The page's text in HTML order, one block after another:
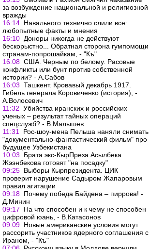
за возбуждение национальной и религиозной
вражды
16:14 Навального технично слили все:
любопытные факты и мнения
16:10 Доноры никогда не действуют
бескорыстно... Обратная сторона гумпомощи
странам-попрошайкам, - "Къ"
16:08 США. Черным по белому. Расовые
конфликты или бунт против собственной
истории? - А.Сабов
16:03 Ташкент. Кровавый декабрь 1917.
Гибель генерала Коровиченко (история), -
А.Волосевич
11:32 Убийства иранских и российских
ученых – результат тайных операций
спецслужб? - В.Малышев
11:31
Рос-шоу-мена Пельша наняли снимать
"документально-фантастический фильм" про
будущее Узбекистана
10:03
Брата экс-КырПреза Асылбека
Жээнбекова готовят "на посадку"
09:25 Выборы Кырпрезидента. ЦИК
проверит нарушение Садыром Жапаровым
правил агитации
09:18 Почему победа Байдена – пиррова! -
Д.Минин
09:17
На что способен и к чему не способен
цифровой юань, - В.Катасонов
09:09 Новые американские условия могут
рассорить участников ядерного соглашения с
Ираном, - "Къ"